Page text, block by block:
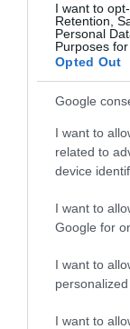
I want to
Retention,
Personal
Purposes
Opted Out
Google
I want to
related to
device
I want to
Google for
I want to
personalized
I want to
2026-08-06.
3 ok, amiért